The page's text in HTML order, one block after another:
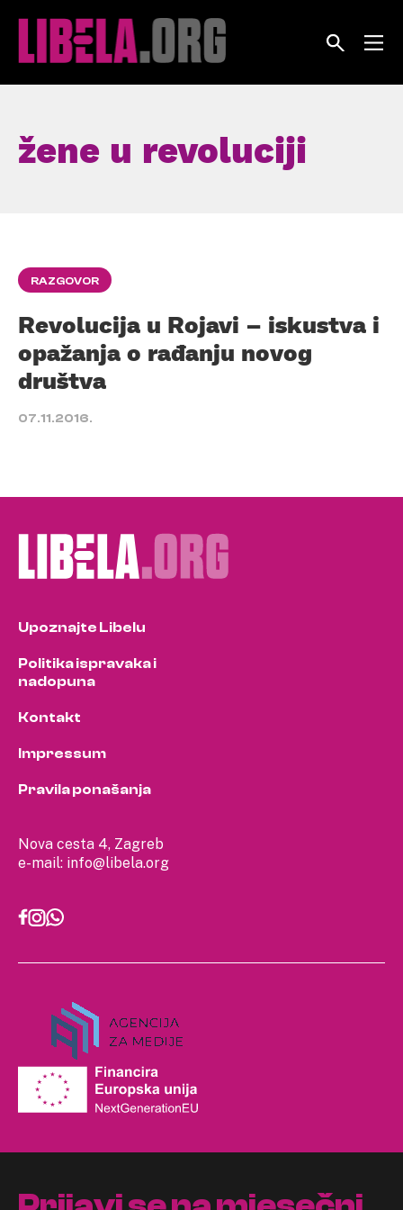
žene u revoluciji
RAZGOVOR
Revolucija u Rojavi – iskustva i
opažanja o rađanju novog
društva
07.11.2016.
Nova cesta 4, Zagreb
e-mail: info@libela.org
Upoznajte Libelu
Politika ispravaka i
nadopuna
Kontakt
Impressum
Pravila ponašanja